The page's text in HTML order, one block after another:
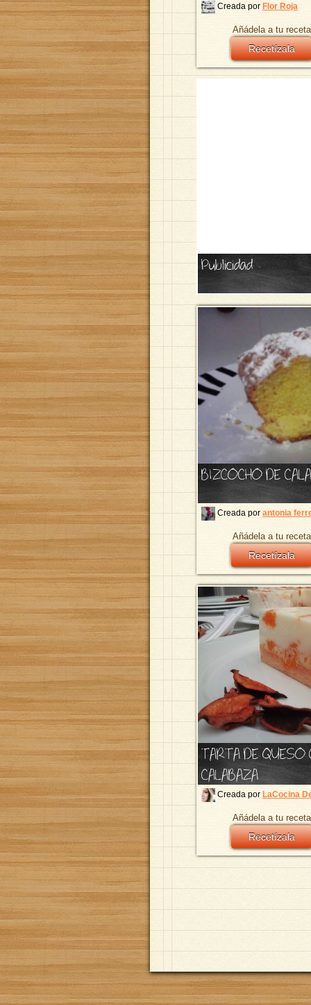
Creada por Flor Roja
Añádela a tu
Recetízala
Publicidad
BIZCOCHO DE
Creada por antonia
Añádela a tu
Recetízala
TARTA DE QUESO
CALABAZA
Creada por LaCocina
Añádela a tu
Recetízala